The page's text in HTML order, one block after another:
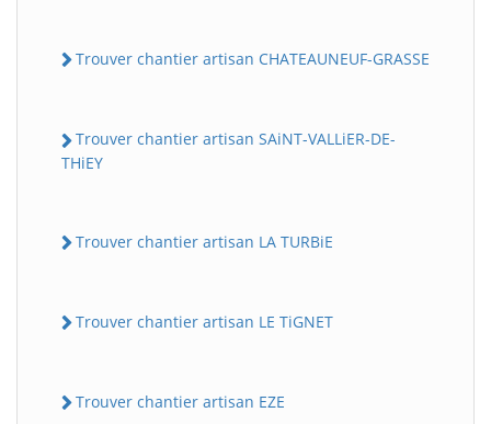
Trouver chantier artisan CHATEAUNEUF-GRASSE
Trouver chantier artisan SAiNT-VALLiER-DE-
THiEY
Trouver chantier artisan LA TURBiE
Trouver chantier artisan LE TiGNET
Trouver chantier artisan EZE